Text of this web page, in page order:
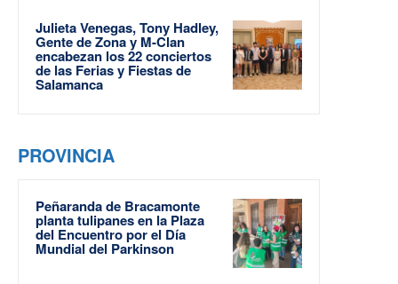
Julieta Venegas, Tony Hadley,
Gente de Zona y M-Clan
encabezan los 22 conciertos
de las Ferias y Fiestas de
Salamanca
PROVINCIA
Peñaranda de Bracamonte
planta tulipanes en la Plaza
del Encuentro por el Día
Mundial del Parkinson